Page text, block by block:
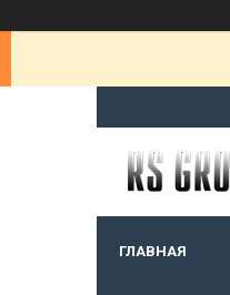
ГЛАВНАЯ